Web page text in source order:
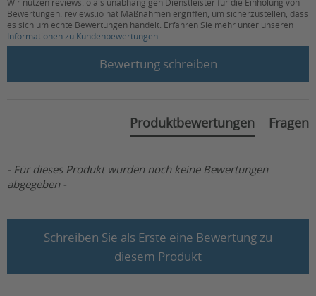
Hinten offen:
zum Anziehen zu öffnen
Für Einlagen
ja
Farbe:
Marine, schwarz
31.03.03.4010
Bewertungen. reviews.io hat Maßnahmen ergriffen, um sicherzustellen, dass
es sich um echte Bewertungen handelt. Erfahren Sie mehr unter unseren
Informationen zu Kundenbewertungen
Bewertung schreiben
Produktbewertungen Fragen
- Für dieses Produkt wurden noch keine Bewertungen
abgegeben -
Schreiben Sie als Erste eine Bewertung zu
diesem Produkt